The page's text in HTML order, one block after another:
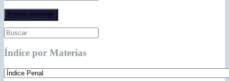
Índice por Materias